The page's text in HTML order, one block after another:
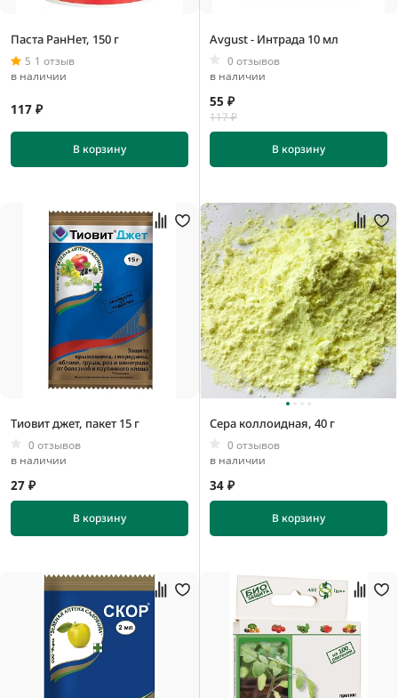
130 мм
10 мм
105 мм
120 мм
1 мм
10 мм
11 мм
Паста РанНет, 150 г
5 1 отзыв
в наличии
117 ₽
В корзину
Avgust - Интрада 10 мл
0 отзывов
в наличии
55 ₽
117 ₽
В корзину
Тиовит джет, пакет 15 г
0 отзывов
в наличии
27 ₽
В корзину
Сера коллоидная, 40 г
0 отзывов
в наличии
34 ₽
В корзину